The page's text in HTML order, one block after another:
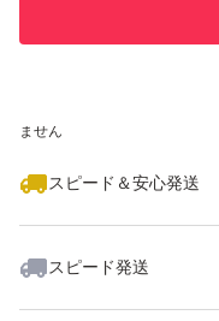
ません
スピード＆安心発送
スピード発送